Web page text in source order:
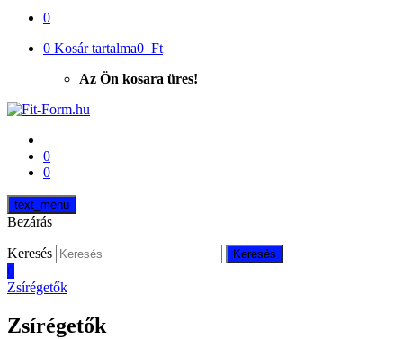
0
0 Kosár tartalma0 Ft
Az Ön kosara üres!
0
0
text_menu
Bezárás
Keresés Keresés
0
Zsírégetők
Zsírégetők